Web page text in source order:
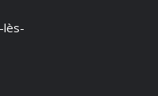
lès-